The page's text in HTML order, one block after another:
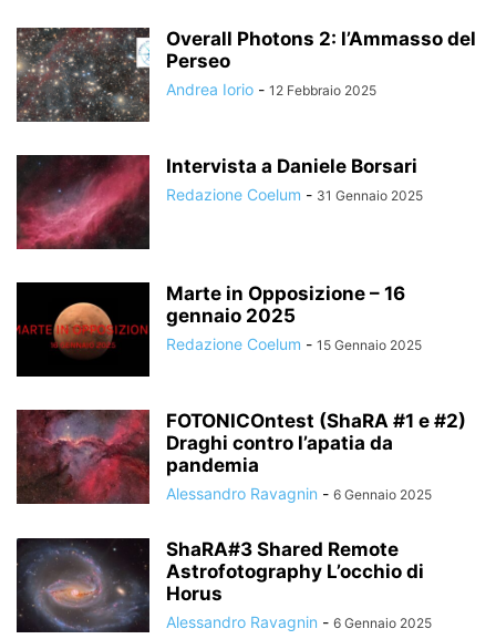
Overall Photons 2: l’Ammasso del
Perseo
Andrea Iorio - 12 Febbraio 2025
Intervista a Daniele Borsari
Redazione Coelum - 31 Gennaio 2025
Marte in Opposizione – 16
gennaio 2025
Redazione Coelum - 15 Gennaio 2025
FOTONICOntest (ShaRA #1 e #2)
Draghi contro l’apatia da
pandemia
Alessandro Ravagnin - 6 Gennaio 2025
ShaRA#3 Shared Remote
Astrofotography L’occhio di
Horus
Alessandro Ravagnin - 6 Gennaio 2025